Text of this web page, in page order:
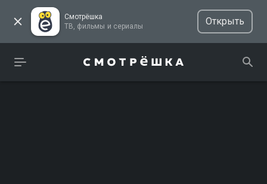
Смотрёшка
ТВ, фильмы и сериалы
Открыть